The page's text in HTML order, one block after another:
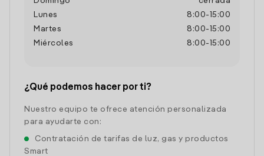
Lunes
8:00- 15:00
Martes
8:00- 15:00
Miércoles
8:00- 15:00
¿Qué podemos hacer por ti?
Nuestro equipo te ofrece atención personalizada
para ayudarte con:
Contratación de tarifas de luz, gas y productos
Smart